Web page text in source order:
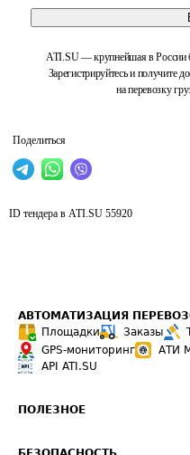
ATI.SU — крупнейшая в России
Зарегистрируйтесь и получите
на перевозку
Поделиться
ID тендера в ATI.SU 55920
АВТОМАТИЗАЦИЯ
Площадки
Заказы
GPS-мониторинг
АТИ
API ATI.SU
ПОЛЕЗНОЕ